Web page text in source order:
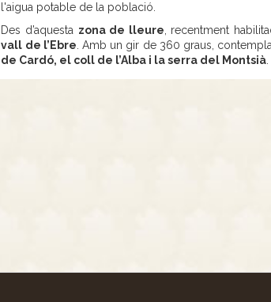
l'aigua potable de la població.
Des d’aquesta zona de lleure , recentment
vall de l’Ebre . Amb un gir de 360 graus,
de Cardó, el coll de l’Alba i la serra del Montsià